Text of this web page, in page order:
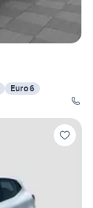
Euro 6